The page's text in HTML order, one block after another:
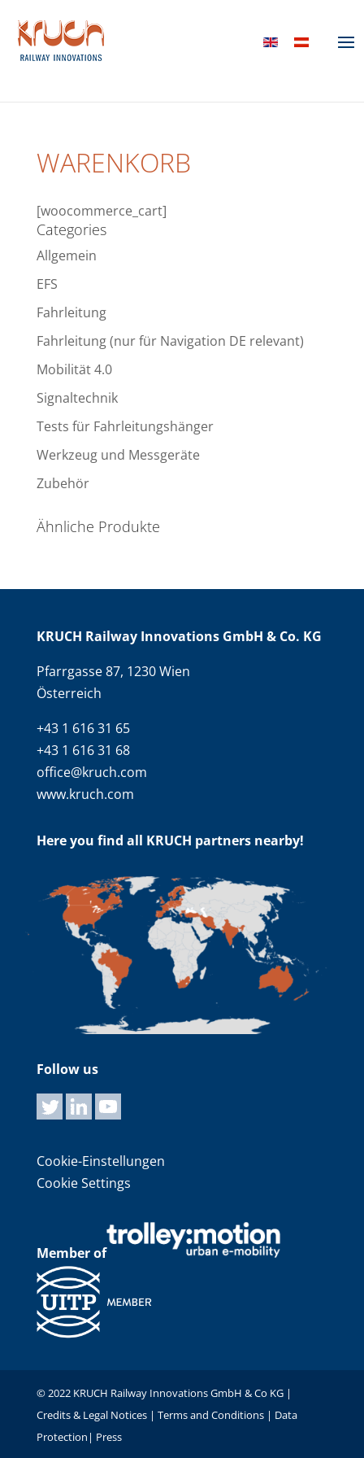
WARENKORB
[woocommerce_cart]
Categories
Allgemein
EFS
Fahrleitung
Fahrleitung (nur für Navigation DE relevant)
Mobilität 4.0
Signaltechnik
Tests für Fahrleitungshänger
Werkzeug und Messgeräte
Zubehör
Ähnliche Produkte
KRUCH Railway Innovations GmbH & Co. KG
Pfarrgasse 87, 1230 Wien
Österreich
+43 1 616 31 65
+43 1 616 31 68
office@kruch.com
www.kruch.com
Here you find all KRUCH partners nearby!
Follow us
Cookie-Einstellungen
Cookie Settings
Member of
© 2022 KRUCH Railway Innovations GmbH & Co KG |
Credits & Legal Notices | Terms and Conditions| Data
Protection | Press